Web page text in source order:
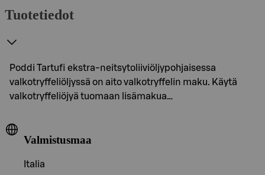
Tuotetiedot
Poddi Tartufi ekstra-neitsytoliiviöljypohjaisessa
valkotryffeliöljyssä on aito valkotryffelin maku. Käytä
valkotryffeliöjyä tuomaan lisämakua…
Valmistusmaa
Italia